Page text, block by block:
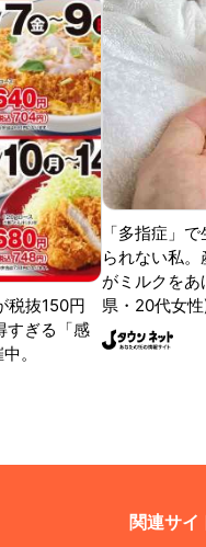
税抜150円
すぎる「感
。
「多指症」
られない私
がミルクを
県・20代女
関連サイ